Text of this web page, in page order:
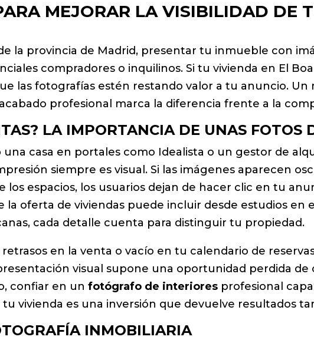
MEJORAR LA VISIBILIDAD DE
la provincia de Madrid, presentar tu inmueble con
compradores o inquilinos. Si tu vivienda en El
las fotografías estén restando valor a tu anuncio. Un
profesional marca la diferencia frente a la
LA IMPORTANCIA DE UNAS FOTOS
casa en portales como Idealista o un gestor de
siempre es visual. Si las imágenes aparecen
espacios, los usuarios dejan de hacer clic en tu
la oferta de viviendas puede incluir desde estudios en
cada detalle cuenta para distinguir tu propiedad.
en la venta o vacío en tu calendario de
visual supone una oportunidad perdida de
confiar en unfotógrafo de interiores profesional
vivienda es una inversión que devuelve resultados
INMOBILIARIA